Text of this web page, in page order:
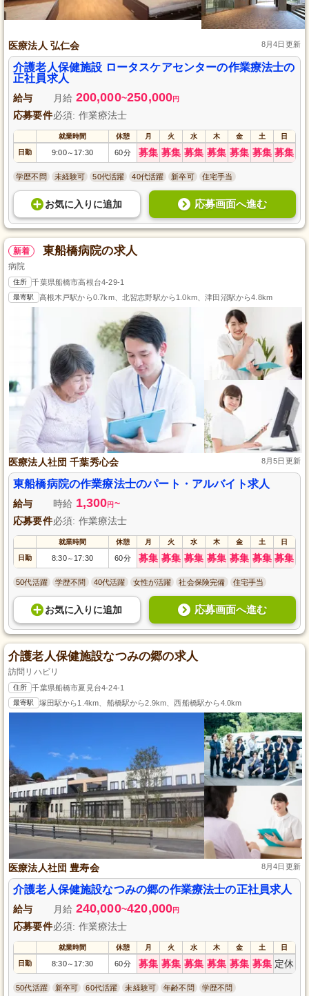
医療法人 弘仁会 8月4日更新
介護老人保健施設 ロータスケアセンターの作業療法士の
正社員求人
給与 月給 200,000~250,000円
応募要件必須: 作業療法士
就業時間 休憩 月 火 水 木 金 土 日
日勤 9:00～ 17:30 60分 募集 募集 募集 募集 募集 募集 募集
学歴不問 未経験可 50代活躍 40代活躍 新卒可 住宅手当
お気に入り に追加 応募画面へ進む
新着 東船橋病院の求人
病院
住所 千葉県船橋市高根台4-29-1
最寄駅 高根木戸駅から0.7km、北習志野駅から1.0km、津田沼駅から4.8km
医療法人社団 千葉秀心会 8月5日更新
東船橋病院の作業療法士のパート・アルバイト求人
給与 時給 1,300円 ~
応募要件必須: 作業療法士
就業時間 休憩 月 火 水 木 金 土 日
日勤 8:30～ 17:30 60分 募集 募集 募集 募集 募集 募集 募集
50代活躍 学歴不問 40代活躍 女性が活躍 社会保険完備 住宅手当
お気に入り に追加 応募画面へ進む
介護老人保健施設なつみの郷の求人
訪問リハビリ
住所 千葉県船橋市夏見台4-24-1
最寄駅 塚田駅から1.4km、船橋駅から2.9km、西船橋駅から4.0km
医療法人社団 豊寿会 8月4日更新
介護老人保健施設なつみの郷の作業療法士の正社員求人
給与 月給 240,000~420,000円
応募要件必須: 作業療法士
就業時間 休憩 月 火 水 木 金 土 日
日勤 8:30～ 17:30 60分 募集 募集 募集 募集 募集 募集 定休
50代活躍 新卒可 60代活躍 未経験可 年齢不問 学歴不問